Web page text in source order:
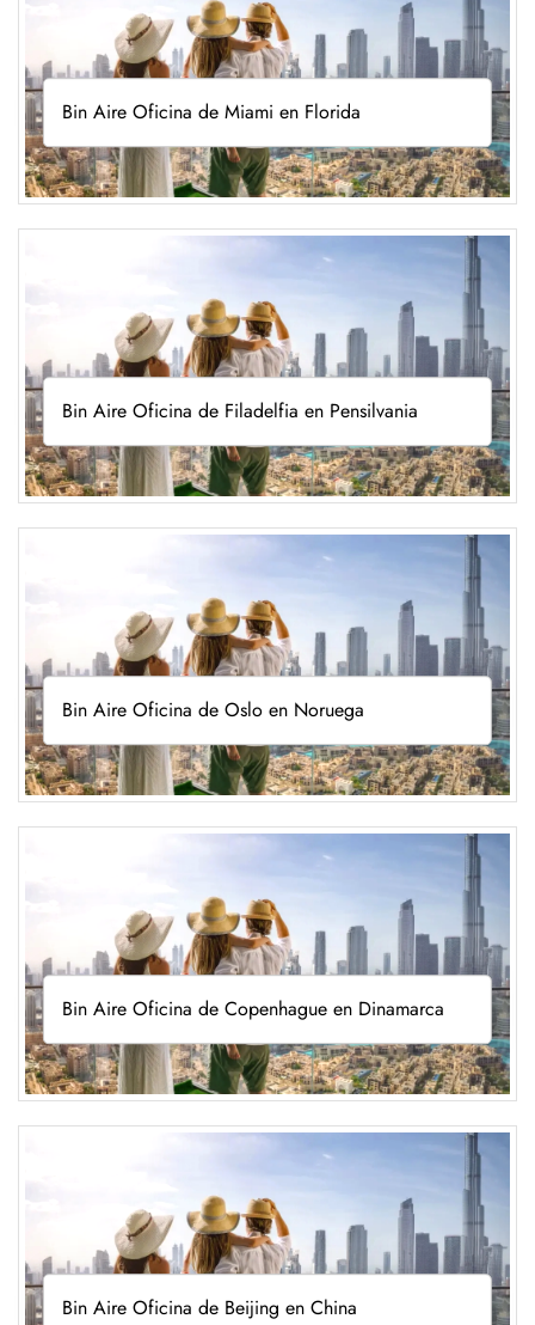
Bin Aire Oficina de Miami en Florida
Bin Aire Oficina de Filadelfia en Pensilvania
Bin Aire Oficina de Oslo en Noruega
Bin Aire Oficina de Copenhague en Dinamarca
Bin Aire Oficina de Beijing en China